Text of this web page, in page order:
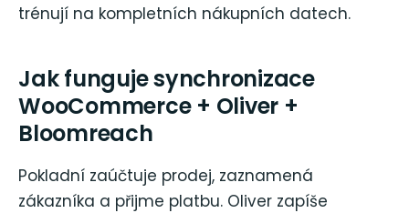
trénují na kompletních nákupních datech.
Jak funguje synchronizace
WooCommerce + Oliver +
Bloomreach
Pokladní zaúčtuje prodej, zaznamená
zákazníka a přijme platbu. Oliver zapíše